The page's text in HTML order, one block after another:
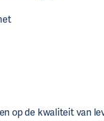
op de kwaliteit van